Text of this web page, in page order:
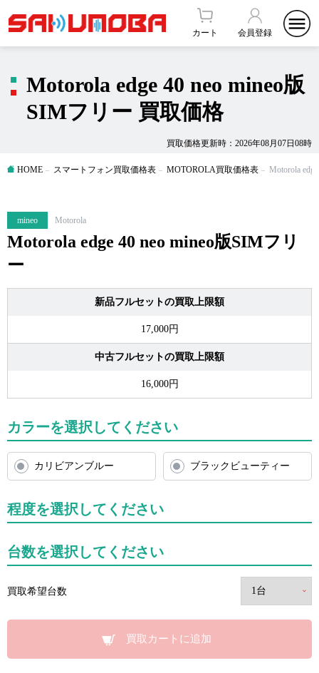
カート 会員登録
買取価格更新時：2026年08月07日08時
Motorola edge 40 neo mineo版
SIMフリー 買取価格
HOME スマートフォン買取価格表 MOTOROLA買取価格表 Motorola
mineo Motorola
Motorola edge 40 neo mineo版SIMフリ
ー
新品フルセットの買取上限額
17,000円
中古フルセットの買取上限額
16,000円
カラーを選択してください
カリビアンブルー ブラックビューティー
程度を選択してください
台数を選択してください
買取希望台数
買取カートに追加